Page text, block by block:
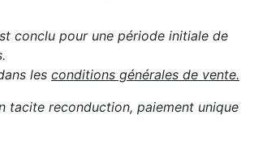
conclu pour une période initiale de
les conditions générales de vente.
tacite reconduction, paiement unique